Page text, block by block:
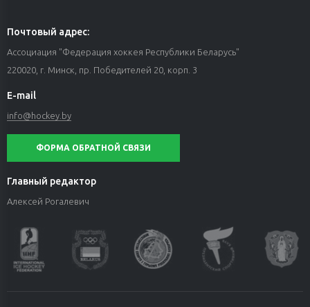
Почтовый адрес:
Ассоциация "Федерация хоккея Республики Беларусь"
220020, г. Минск, пр. Победителей 20, корп. 3
E-mail
info@hockey.by
ФОРМА ОБРАТНОЙ СВЯЗИ
Главный редактор
Алексей Рогалевич